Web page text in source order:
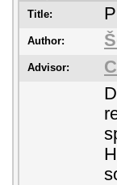
Title:
Author:
Advisor: